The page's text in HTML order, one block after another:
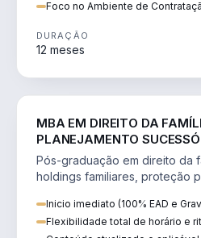
Foco no Ambiente de
DURAÇÃO
12 meses
MBA EM DIREITO DA
PLANEJAMENTO
Pós-graduação em direito da
holdings familiares, proteção
Inicio imediato (100% EAD e
Flexibilidade total de horário e